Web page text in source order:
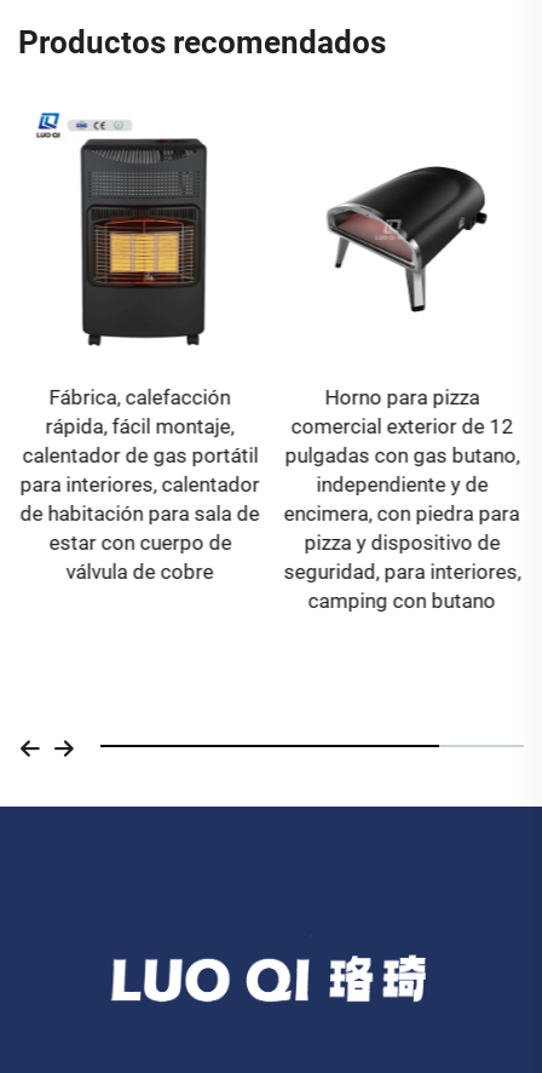
Productos recomendados
Fábrica, calefacción
rápida, fácil montaje,
calentador de gas portátil
para interiores, calentador
de habitación para sala de
estar con cuerpo de
válvula de cobre
Horno para pizza
comercial exterior de 12
pulgadas con gas butano,
independiente y de
encimera, con piedra para
pizza y dispositivo de
seguridad, para interiores,
camping con butano